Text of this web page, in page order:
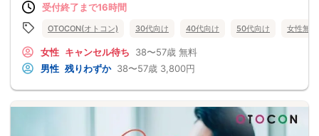
受付終了まで16時間
OTOCON(オトコン) 30代向け 40代向け 50代向け 女性無料
女性 キャンセル待ち 38〜57歳 無料
男性 残りわずか 38〜57歳 3,800円